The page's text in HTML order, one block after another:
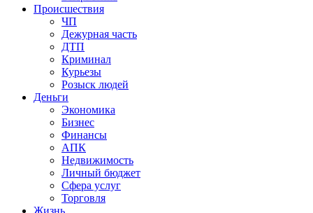
Происшествия
ЧП
Дежурная часть
ДТП
Криминал
Курьезы
Розыск людей
Деньги
Экономика
Бизнес
Финансы
АПК
Недвижимость
Личный бюджет
Сфера услуг
Торговля
Жизнь